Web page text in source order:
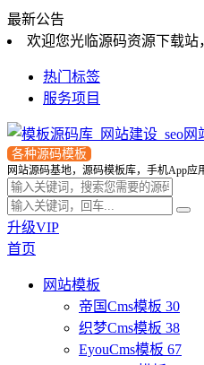
最新公告
欢迎您光临源码资源下载站
热门标签
服务项目
各种源码模板
网站源码基地，源码模板库，手机App应
升级VIP
首页
网站模板
帝国Cms模板 30
织梦Cms模板 38
EyouCms模板 67